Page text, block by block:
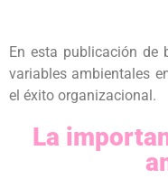
En esta publicación de
variables ambientales
el éxito organizacional.
La